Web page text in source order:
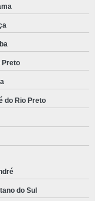
Preto
do Rio Preto
do Sul